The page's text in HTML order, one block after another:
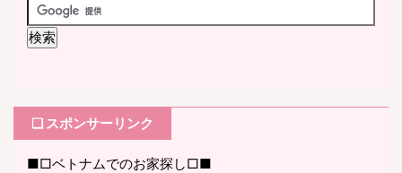
❏ スポンサーリンク
■□ベトナムでのお家探し□■